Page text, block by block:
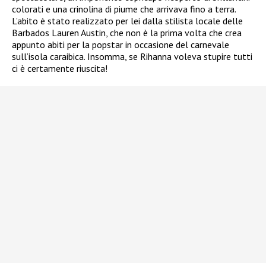
colorati e una crinolina di piume che arrivava fino a terra.
L’abito è stato realizzato per lei dalla stilista locale delle
Barbados Lauren Austin, che non è la prima volta che crea
appunto abiti per la popstar in occasione del carnevale
sull’isola caraibica. Insomma, se Rihanna voleva stupire tutti
ci è certamente riuscita!